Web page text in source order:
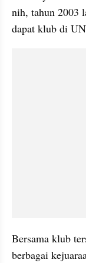
nih, tahun 2003
dapat klub di
Bersama klub
berbagai